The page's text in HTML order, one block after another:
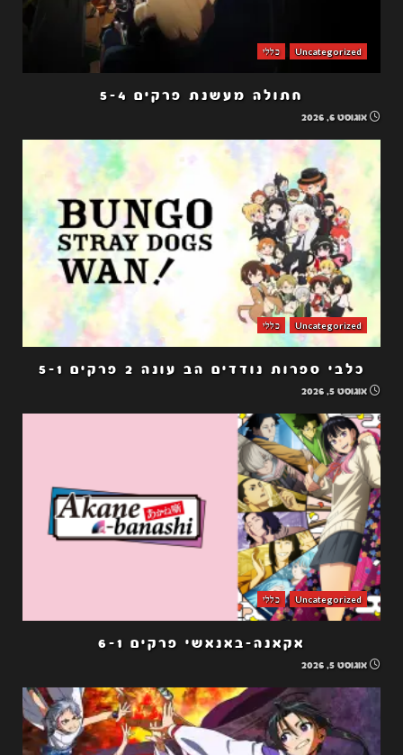
Uncategorized כללי
חתולה מעשנת פרקים 5-4
אוגוסט 6, 2026
Uncategorized כללי
כלבי ספרות נודדים הב עונה 2 פרקים 5-1
אוגוסט 5, 2026
Uncategorized כללי
אקאנה-באנאשי פרקים 6-1
אוגוסט 5, 2026